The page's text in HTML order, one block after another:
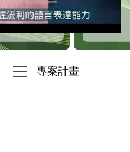
專案計畫